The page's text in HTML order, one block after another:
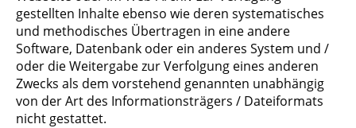
gestellten Inhalte ebenso wie deren systematisches
und methodisches Übertragen in eine andere
Software, Datenbank oder ein anderes System und /
oder die Weitergabe zur Verfolgung eines anderen
Zwecks als dem vorstehend genannten unabhängig
von der Art des Informationsträgers / Dateiformats
nicht gestattet.